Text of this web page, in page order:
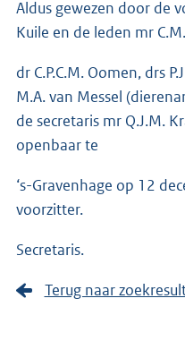
Aldus gewezen door de
Kuile en de leden mr
dr C.P.C.M. Oomen, drs
M.A. van Messel
de secretaris mr Q.J.M.
openbaar te
‘s-Gravenhage op 12
voorzitter.
Terug naar